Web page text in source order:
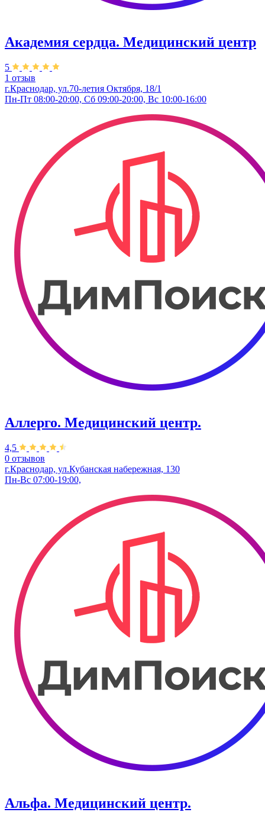
Академия сердца. Медицинский центр
5
1 отзыв
г.Краснодар, ул.70-летия Октября, 18/1
Пн-Пт 08:00-20:00, Сб 09:00-20:00, Вс 10:00-16:00
Аллерго. Медицинский центр.
4,5
0 отзывов
г.Краснодар, ул.​Кубанская набережная, 130
Пн-Вс 07:00-19:00,
Альфа. Медицинский центр.